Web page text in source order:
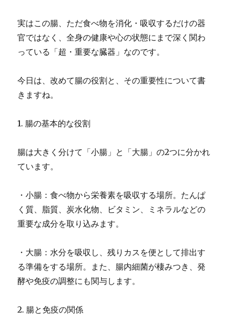
実はこの腸、ただ食べ物を消化・吸収するだけの器
官ではなく、全身の健康や心の状態にまで深く関わ
っている「超・重要な臓器」なのです。
今日は、改めて腸の役割と、その重要性について書
きますね。
1. 腸の基本的な役割
腸は大きく分けて「小腸」と「大腸」の2つに分かれ
ています。
・小腸：食べ物から栄養素を吸収する場所。たんぱ
く質、脂質、炭水化物、ビタミン、ミネラルなどの
重要な成分を取り込みます。
・大腸：水分を吸収し、残りカスを便として排出す
る準備をする場所。また、腸内細菌が棲みつき、発
酵や免疫の調整にも関与します。
2. 腸と免疫の関係